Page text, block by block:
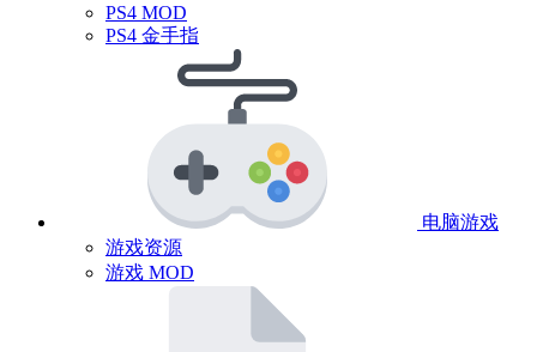
PS4 MOD
PS4 金手指
电脑游戏
游戏资源
游戏 MOD